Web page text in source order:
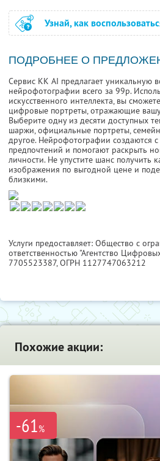
Узнай, как
ПОДРОБНЕЕ О
Сервис KK AI предлагает уникальную
нейрофотографии всего за 99р.
искусственного интеллекта, вы
цифровые портреты, отражающие
Выберите одну из десяти доступных
шаржи, официальные портреты,
другое. Нейрофотографии создаются
предпочтений и помогают раскрыть
личности. Не упустите шанс получить
изображения по выгодной цене и
близкими.
Услуги предоставляет: Общество с
ответственностью "Агентство
7705523387, ОГРН 1127747063212
Похожие акции:
-61%